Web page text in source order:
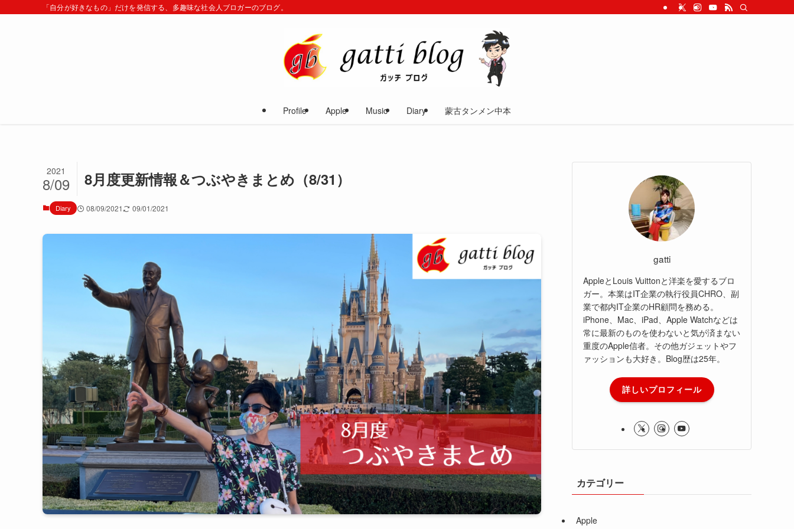
「自分が好きなもの」だけを発信する、多趣味な社会人ブロガーのブログ。
Profile Apple Music Diary 蒙古タンメン中本
8月度更新情報＆つぶやきまとめ（8/31）
2021
8/09
Diary 08/09/2021 09/01/2021
gatti
AppleとLouis Vuittonと洋楽を愛するブロ
ガー。本業はIT企業の執行役員CHRO、副
業で都内IT企業のHR顧問を務める。
iPhone、Mac、iPad、Apple Watchなどは
常に最新のものを使わないと気が済まない
重度のApple信者。その他ガジェットやフ
ァッションも大好き。Blog歴は25年。
詳しいプロフィール
カテゴリー
Apple